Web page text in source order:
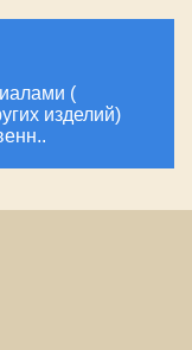
(
изделий)